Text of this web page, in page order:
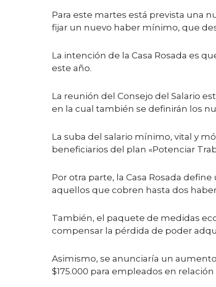
Para este martes está prevista una
fijar un nuevo haber mínimo, que
La intención de la Casa Rosada es
este año.
La reunión del Consejo del Salario
en la cual también se definirán los
La suba del salario mínimo, vital y
beneficiarios del plan «Potenciar
Por otra parte, la Casa Rosada
aquellos que cobren hasta dos
También, el paquete de medidas
compensar la pérdida de poder
Asimismo, se anunciaría un
$175.000 para empleados en